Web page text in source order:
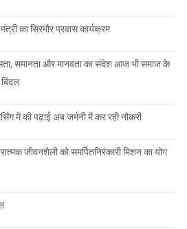
का सिरमौर प्रवास कार्यक्रम
समानता और मानवता का संदेश आज भी समाज के
बिंदल
में की पढाई अब जर्मनी में कर रही नौकरी
जीवनशैली को समर्पितनिरंकारी मिशन का योग